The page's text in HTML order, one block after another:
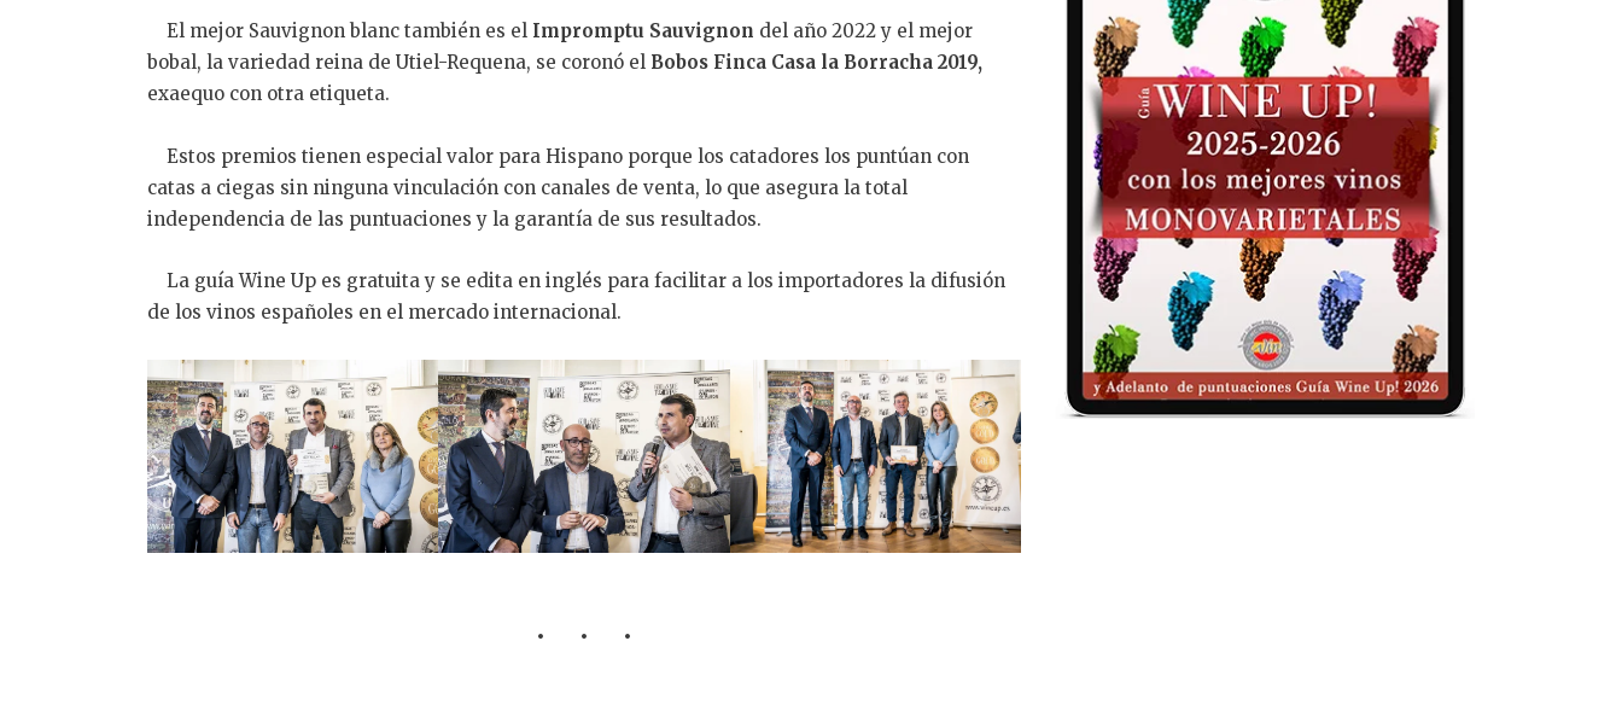
El mejor Sauvignon blanc también es el Impromptu Sauvignon del año 2022 y el mejor
bobal, la variedad reina de Utiel-Requena, se coronó el Bobos Finca Casa la Borracha 2019,
exaequo con otra etiqueta.
Estos premios tienen especial valor para Hispano porque los catadores los puntúan con
catas a ciegas sin ninguna vinculación con canales de venta, lo que asegura la total
independencia de las puntuaciones y la garantía de sus resultados.
La guía Wine Up es gratuita y se edita en inglés para facilitar a los importadores la difusión
de los vinos españoles en el mercado internacional.